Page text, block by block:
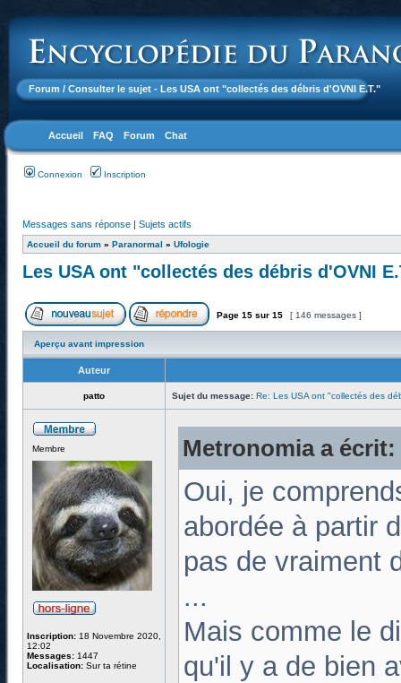
Forum / Consulter le sujet - Les USA ont "collectés des débris d'OVNI E.T."
Accueil FAQ Forum Chat
Connexion Inscription
Messages sans réponse | Sujets actifs
Accueil du forum » Paranormal » Ufologie
Les USA ont "collectés des débris d'OVNI
Page 15 sur 15 [ 146 messages ]
Aperçu avant impression
Auteur
patto Sujet du message: Re: Les USA ont "collectés des
Membre
Inscription: 18 Novembre 2020,
12:02
Messages: 1447
Localisation: Sur ta rétine
Metronomia a écrit:
Oui, je
abordée à partir
pas de vraiment
...
Mais comme le
qu'il y a de bien